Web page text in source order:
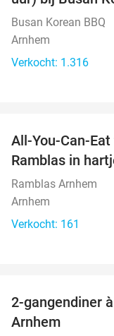
Busan Korean BBQ
Arnhem
Verkocht: 1.316
All-You-Can-
Ramblas in
Ramblas Arnhem
Arnhem
Verkocht: 161
2-gangendiner
Arnhem